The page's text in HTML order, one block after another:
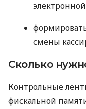
смены
Сколько
Контрольные
фискальной